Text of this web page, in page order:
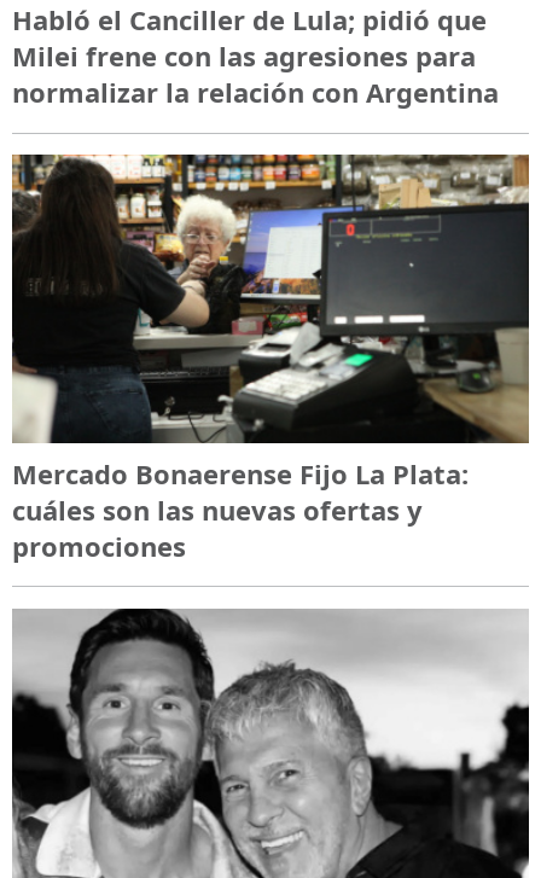
Habló el Canciller de Lula; pidió que
Milei frene con las agresiones para
normalizar la relación con Argentina
Mercado Bonaerense Fijo La Plata:
cuáles son las nuevas ofertas y
promociones